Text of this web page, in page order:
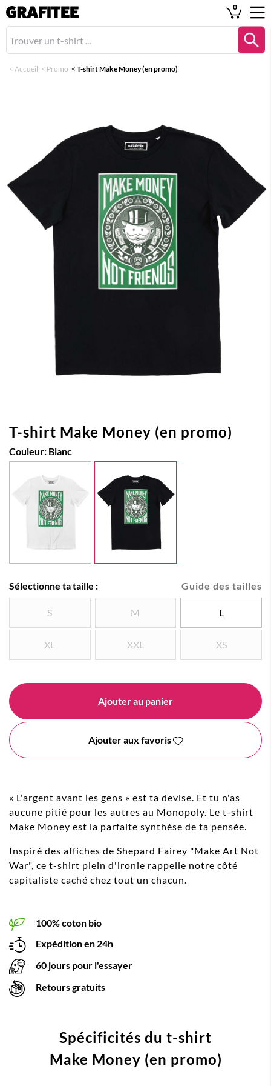
0
< Accueil < Promo < T-shirt Make Money (en promo)
T-shirt Make Money (en promo)
Couleur: Blanc
Guide des tailles
Sélectionne ta taille :
S M L
XL XXL XS
Ajouter au panier
Ajouter aux favoris
« L'argent avant les gens » est ta devise. Et tu n'as
aucune pitié pour les autres au Monopoly. Le t-shirt
Make Money est la parfaite synthèse de ta pensée.
Inspiré des affiches de Shepard Fairey "Make Art Not
War", ce t-shirt plein d'ironie rappelle notre côté
capitaliste caché chez tout un chacun.
100% coton bio
Expédition en 24h
60 jours pour l'essayer
Retours gratuits
Spécificités du t-shirt
Make Money (en promo)